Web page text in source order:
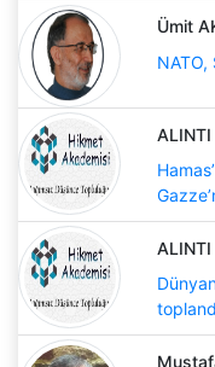
Ümit
NATO,
ALINTI
ALINTI